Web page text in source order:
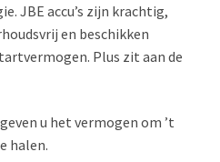
JBE accu’s zijn krachtig,
en beschikken
Plus zit aan de
u het vermogen om ’t
halen.